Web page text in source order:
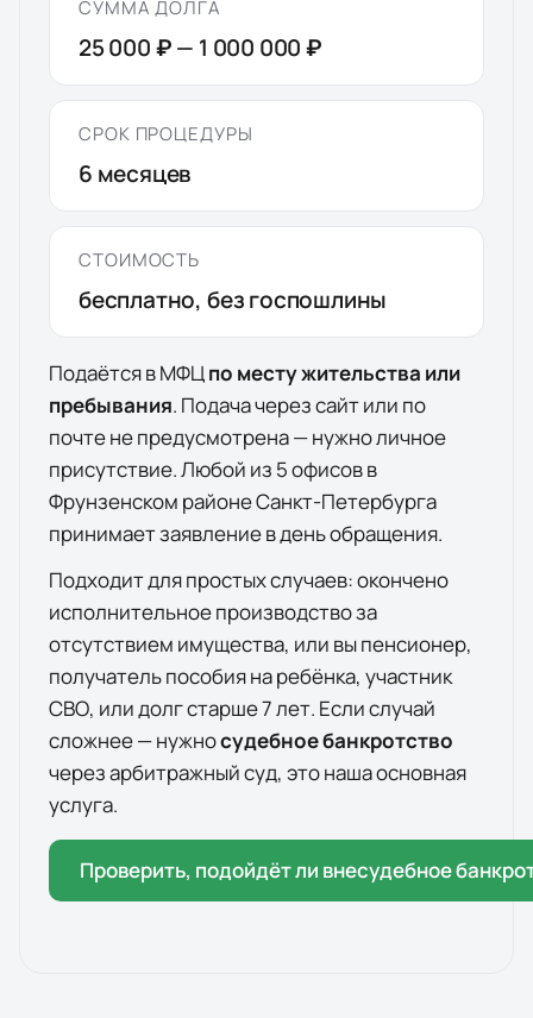
СУММА ДОЛГА
25 000 ₽— 1 000 000 ₽
СРОК ПРОЦЕДУРЫ
6 месяцев
СТОИМОСТЬ
бесплатно, без госпошлины
Подаётся в МФЦпо месту жительства или
пребывания. Подача через сайт или по
почте не предусмотрена — нужно личное
присутствие. Любой из 5офисовв
Фрунзенском районе Санкт-Петербурга
принимает заявление в день обращения.
Подходит для простых случаев: окончено
исполнительное производство за
отсутствием имущества, или вы пенсионер,
получатель пособия на ребёнка, участник
СВО, или долг старше 7 лет. Если случай
сложнее — нужносудебное банкротство
через арбитражный суд, это наша основная
услуга.
Проверить, подойдёт ли внесудебное